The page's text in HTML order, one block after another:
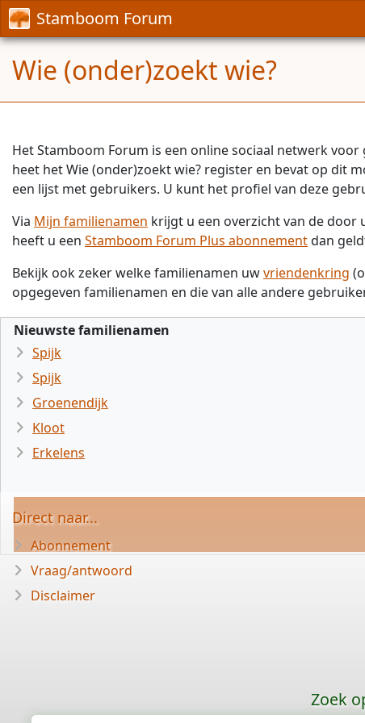
Stamboom Forum
Wie (onder)zoekt wie?
Het Stamboom Forum is een online sociaal netwerk
heet het Wie (onder)zoekt wie? register en bevat op dit
een lijst met gebruikers. U kunt het profiel van deze
Via Mijn familienamen krijgt u een overzicht van de door
heeft u een Stamboom Forum Plus abonnementdan
Bekijk ook zeker welke familienamen uwvriendenkring
opgegeven familienamen en die van alle andere
Nieuwste familienamen
Spijk
Spijk
Groenendijk
Kloot
Erkelens
Direct naar...
Abonnement
Vraag/antwoord
Disclaimer
Zoek